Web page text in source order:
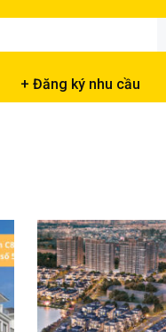
+ Đăng ký nhu cầu